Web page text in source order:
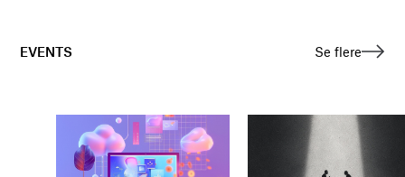
EVENTS Se flere